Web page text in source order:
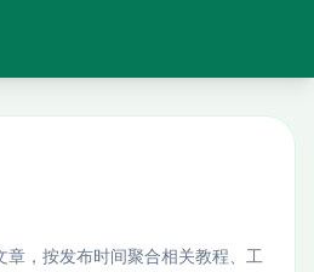
章，按发布时间聚合相关教程、工